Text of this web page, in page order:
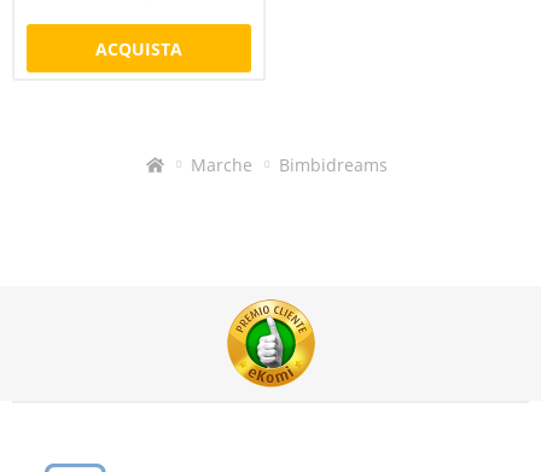
ACQUISTA
Marche Bimbidreams